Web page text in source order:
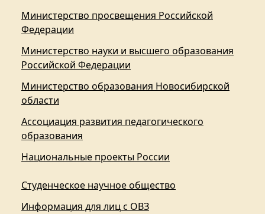
Министерство просвещения Российской
Федерации
Министерство науки и высшего образования
Российской Федерации
Министерство образования Новосибирской
области
Ассоциация развития педагогического
образования
Национальные проекты России
Студенческое научное общество
Информация для лиц с ОВЗ